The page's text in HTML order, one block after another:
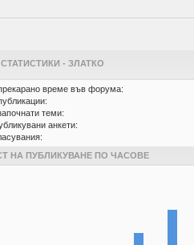
- ЗЛАТКО
време във форума:
теми:
анкети:
НА ПУБЛИКУВАНЕ ПО ЧАСОВЕ